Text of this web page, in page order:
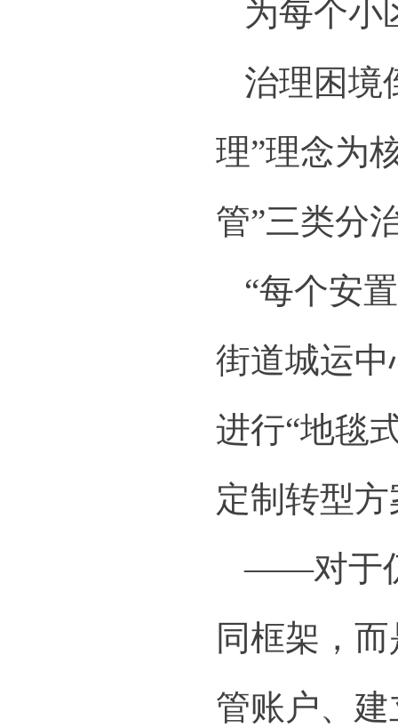
为每个小
治理困境
理”理念为
管”三类分
“每个安
街道城运
进行“地毯
定制转型
——对于
同框架，
管账户、